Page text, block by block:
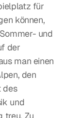
für
können,
und
der
man einen
den
des
und